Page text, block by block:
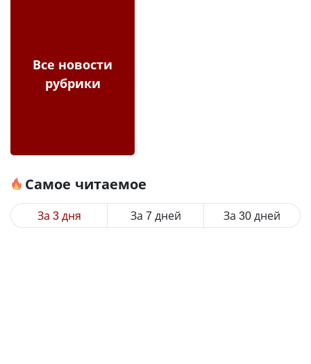
Все новости
рубрики
Самое читаемое
За 3 дня За 7 дней За 30 дней